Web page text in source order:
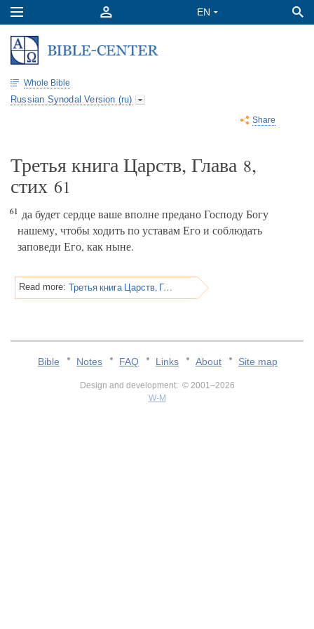
Whole Bible
Russian Synodal Version (ru)
Share
Третья книга Царств, Глава 8,
стих 61
61 да будет сердце ваше вполне предано Господу Богу
нашему, чтобы ходить по уставам Его и соблюдать
заповеди Его, как ныне.
Read more: Третья книга Царств, Глава 8
Bible Notes FAQ Links About Site map
Design and development: © 2001–2026
W-M